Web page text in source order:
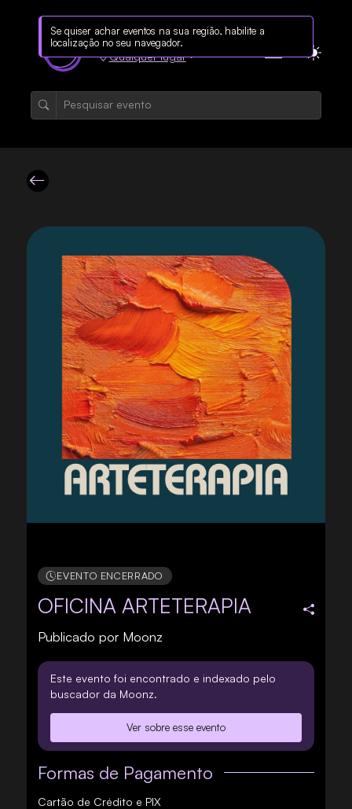
Qualquer lugar
EVENTO ENCERRADO
OFICINA ARTETERAPIA
Publicado por Moonz
Este evento foi encontrado e indexado pelo
buscador da Moonz.
Ver sobre esse evento
Formas de Pagamento
Cartão de Crédito e PIX